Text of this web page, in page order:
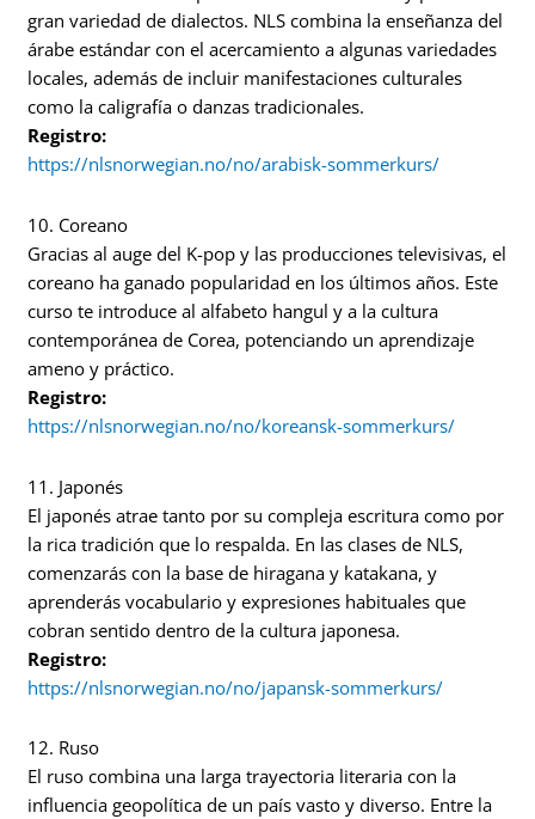
gran variedad de dialectos. NLS combina la enseñanza del
árabe estándar con el acercamiento a algunas variedades
locales, además de incluir manifestaciones culturales
como la caligrafía o danzas tradicionales.
Registro:
https://nlsnorwegian.no/no/arabisk-sommerkurs/
10. Coreano
Gracias al auge del K-pop y las producciones televisivas, el
coreano ha ganado popularidad en los últimos años. Este
curso te introduce al alfabeto hangul y a la cultura
contemporánea de Corea, potenciando un aprendizaje
ameno y práctico.
Registro:
https://nlsnorwegian.no/no/koreansk-sommerkurs/
11. Japonés
El japonés atrae tanto por su compleja escritura como por
la rica tradición que lo respalda. En las clases de NLS,
comenzarás con la base de hiragana y katakana, y
aprenderás vocabulario y expresiones habituales que
cobran sentido dentro de la cultura japonesa.
Registro:
https://nlsnorwegian.no/no/japansk-sommerkurs/
12. Ruso
El ruso combina una larga trayectoria literaria con la
influencia geopolítica de un país vasto y diverso. Entre la